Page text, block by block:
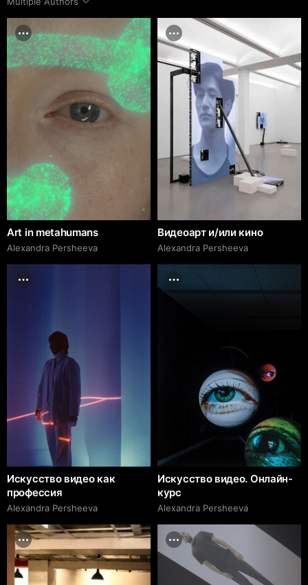
Art in metahumans
Alexandra Persheeva
Видеоарт и/или кино
Alexandra Persheeva
Искусство видео как
профессия
Alexandra Persheeva
Искусство видео. Онлайн-
курс
Alexandra Persheeva